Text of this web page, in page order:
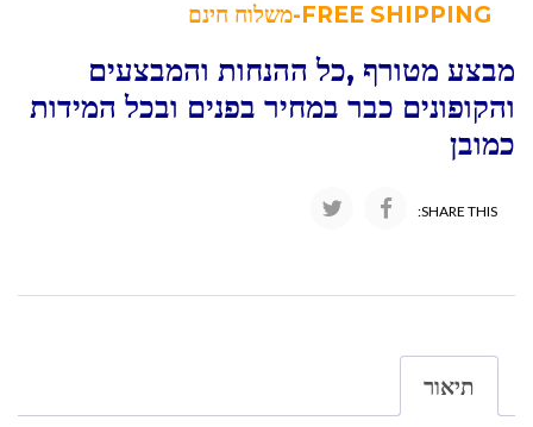
מבצע מטורף ,כל ההנחות והמבצעים
והקופונים כבר במחיר בפנים ובכל המידות
כמובן
SHARE THIS:
תיאור